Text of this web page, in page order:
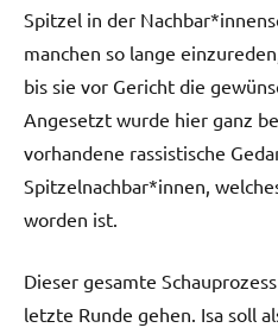
Spitzel in der
manchen so lange
bis sie vor Gericht die
Angesetzt wurde hier ganz
vorhandene rassistische
Spitzelnachbar*innen,
worden ist.
Dieser gesamte
letzte Runde gehen. Isa soll